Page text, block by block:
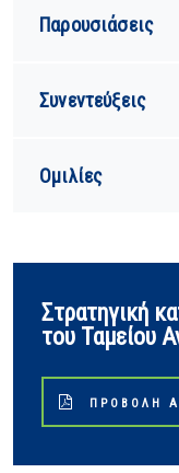
Παρουσιάσεις
Συνεντεύξεις
Ομιλίες
Στρατηγική
του Ταμείου
ΠΡΟΒΟΛΉ